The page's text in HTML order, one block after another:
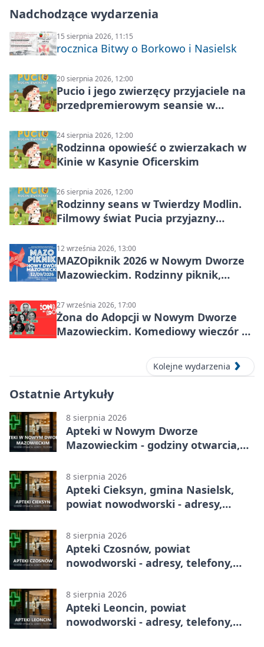
Nadchodzące wydarzenia
15 sierpnia 2026, 11:15
rocznica Bitwy o Borkowo i Nasielsk
20 sierpnia 2026, 12:00
Pucio i jego zwierzęcy przyjaciele na
przedpremierowym seansie w
24 sierpnia 2026, 12:00
Rodzinna opowieść o zwierzakach w
Kinie w Kasynie Oficerskim
26 sierpnia 2026, 12:00
Rodzinny seans w Twierdzy Modlin.
Filmowy świat Pucia przyjazny
12 września 2026, 13:00
MAZOpiknik 2026 w Nowym Dworze
Mazowieckim. Rodzinny piknik,
27 września 2026, 17:00
Żona do Adopcji w Nowym Dworze
Mazowieckim. Komediowy wieczór w
Kolejne wydarzenia
Ostatnie Artykuły
8 sierpnia 2026
Apteki w Nowym Dworze
Mazowieckim - godziny otwarcia,
8 sierpnia 2026
Apteki Cieksyn, gmina Nasielsk,
powiat nowodworski - adresy,
8 sierpnia 2026
Apteki Czosnów, powiat
nowodworski - adresy, telefony,
8 sierpnia 2026
Apteki Leoncin, powiat
nowodworski - adresy, telefony,